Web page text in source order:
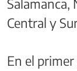
Salamanca,
Central y
En el